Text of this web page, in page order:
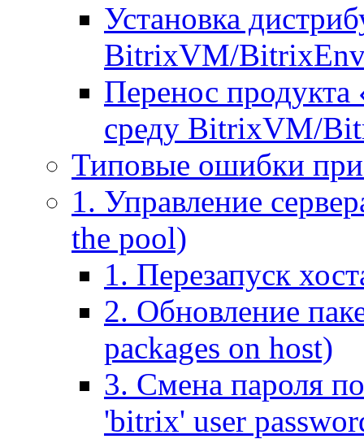
Установка
BitrixVM/
Перенос
среду BitrixVM/
Типовые ошибки при
1. Управление
the pool)
1. Перезапуск
2. Обновление
packages on host)
3. Смена пароля
'bitrix' user